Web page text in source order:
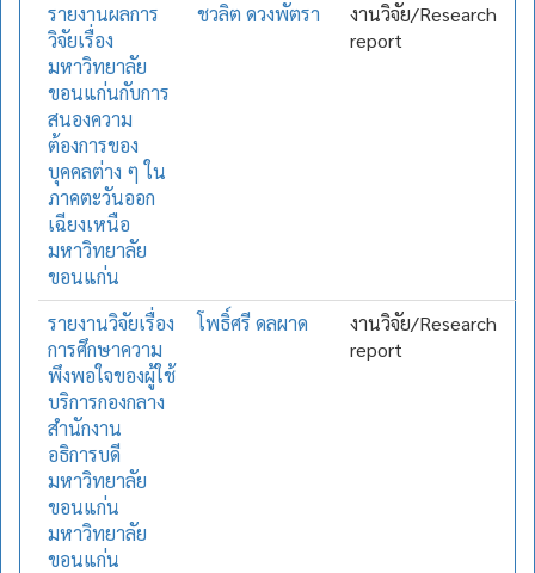
รายงานผลการ
วิจัยเรื่อง
มหาวิทยาลัย
ขอนแก่นกับการ
สนองความ
ต้องการของ
บุคคลต่าง ๆ ใน
ภาคตะวันออก
เฉียงเหนือ
มหาวิทยาลัย
ขอนแก่น
ชวลิต ดวงพัตรา
งานวิจัย/Research
report
รายงานวิจัยเรื่อง
การศึกษาความ
พึงพอใจของผู้ใช้
บริการกองกลาง
สำนักงาน
อธิการบดี
มหาวิทยาลัย
ขอนแก่น
มหาวิทยาลัย
ขอนแก่น
โพธิ์ศรี ดลผาด
งานวิจัย/Research
report